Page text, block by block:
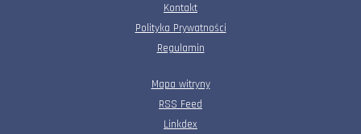
Kontakt
Polityka Prywatności
Regulamin
Mapa witryny
RSS Feed
Linkdex